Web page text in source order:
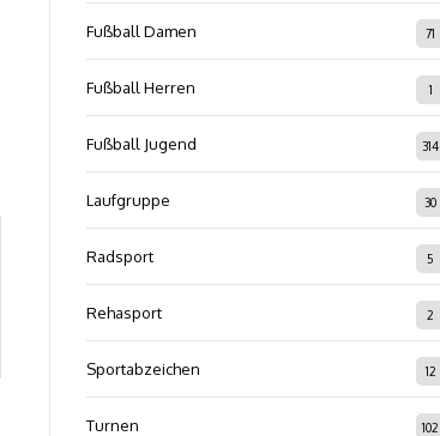
Fußball Damen 71
Fußball Herren 1
Fußball Jugend 314
Laufgruppe 30
Radsport 5
Rehasport 2
Sportabzeichen 12
Turnen 102